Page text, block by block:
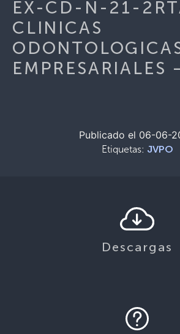
EX-CD-N-21-
CLINICAS
EMPRESARIALES
Publicado el 06-06-
Etiquetas: JVPO
Descargas